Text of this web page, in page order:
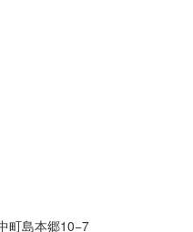
町島本郷10−7